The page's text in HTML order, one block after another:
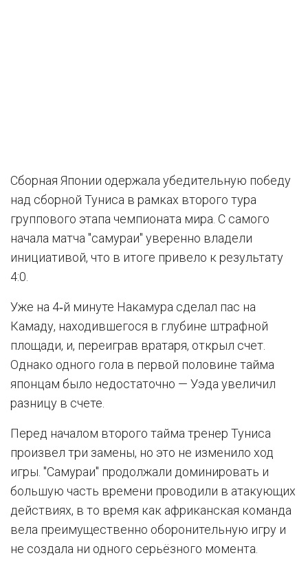
Сборная Японии одержала убедительную победу
над сборной Туниса в рамках второго тура
группового этапа чемпионата мира. С самого
начала матча "самураи" уверенно владели
инициативой, что в итоге привело к результату
4:0.
Уже на 4‑й минуте Накамура сделал пас на
Камаду, находившегося в глубине штрафной
площади, и, переиграв вратаря, открыл счет.
Однако одного гола в первой половине тайма
японцам было недостаточно — Уэда увеличил
разницу в счете.
Перед началом второго тайма тренер Туниса
произвел три замены, но это не изменило ход
игры. "Самураи" продолжали доминировать и
большую часть времени проводили в атакующих
действиях, в то время как африканская команда
вела преимущественно оборонительную игру и
не создала ни одного серьёзного момента.